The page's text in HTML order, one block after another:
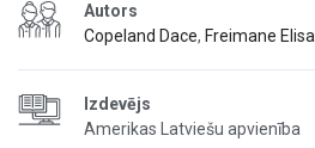
Autors
Copeland Dace, Freimane Elisa
Izdevējs
Amerikas Latviešu apvienība